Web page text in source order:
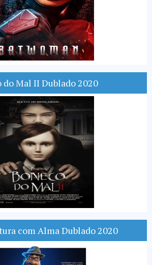
do Mal II Dublado 2020
com Alma Dublado 2020